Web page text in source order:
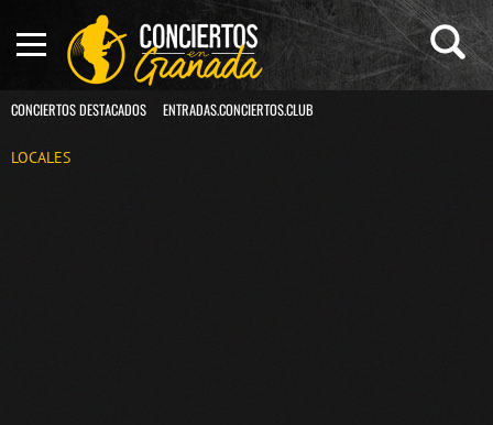
CONCIERTOS DESTACADOS ENTRADAS.CONCIERTOS.CLUB
LOCALES